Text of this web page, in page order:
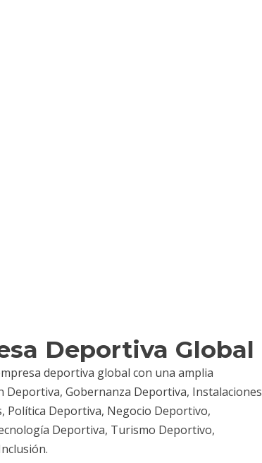
Deportiva Global
deportiva global con una amplia
Deportiva, Gobernanza Deportiva, Instalaciones
Política Deportiva, Negocio Deportivo,
Deportiva, Turismo Deportivo,